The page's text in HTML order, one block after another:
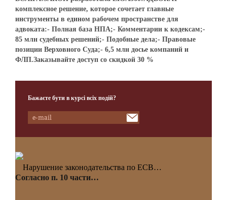
комплексное решение, которое сочетает главные
инструменты в едином рабочем пространстве для
адвоката:- Полная база НПА;- Комментарии к кодексам;-
85 млн судебных решений;- Подобные дела;- Правовые
позиции Верховного Суда;- 6,5 млн досье компаний и
ФЛП.Заказывайте доступ со скидкой 30 %
Бажаєте бути в курсі всіх подій?
Нарушение законодательства по ЕСВ…
Согласно п. 10 части…